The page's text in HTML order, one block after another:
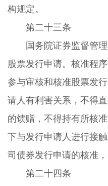
构规定。
第二十三条
国务院证券监督管
股票发行申请。核准程
参与审核和核准股票发
请人有利害关系，不得
的馈赠，不得持有所核
下与发行申请人进行接
司债券发行申请的核准
第二十四条